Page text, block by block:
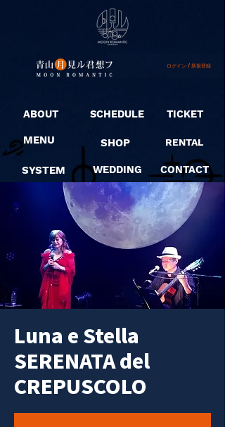
ログイン / 新規登録
ABOUT
MENU
SYSTEM
SCHEDULE
SHOP
WEDDING
TICKET
RENTAL
CONTACT
Luna e Stella
SERENATA del
CREPUSCOLO